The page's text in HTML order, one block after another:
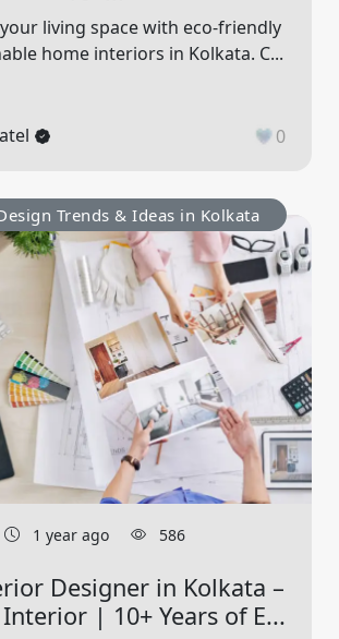
living space with eco-friendly
home interiors in Kolkata. C...
0
Trends & Ideas in Kolkata
1 year ago 586
Designer in Kolkata –
| 10+ Years of E...